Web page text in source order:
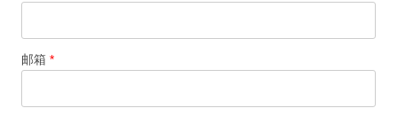
邮箱 *